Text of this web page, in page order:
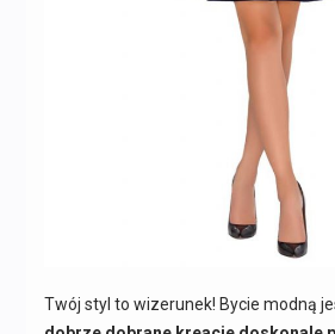
Twój styl to wizerunek! Bycie modną